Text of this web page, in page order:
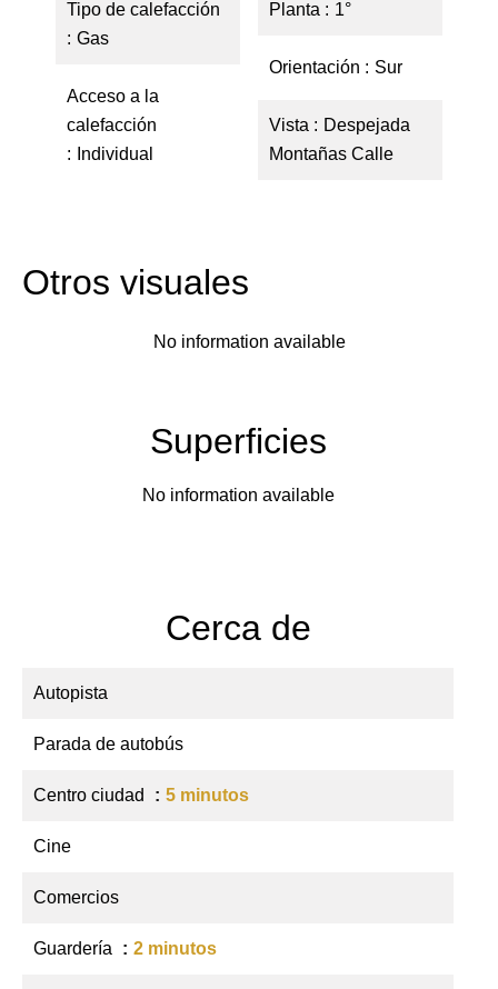
Tipo de calefacción
Gas
Acceso a la
calefacción
Individual
Planta 1°
Orientación Sur
Vista
Despejada
Montañas Calle
Otros visuales
No information available
Superficies
No information available
Cerca de
Autopista
Parada de autobús
Centro ciudad 5 minutos
Cine
Comercios
Guardería 2 minutos